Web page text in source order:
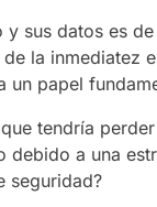
sus datos es
la inmediatez
un papel
tendría
debido a una
seguridad?